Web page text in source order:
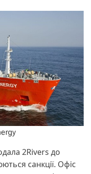
2Rivers до
санкції. Офіс